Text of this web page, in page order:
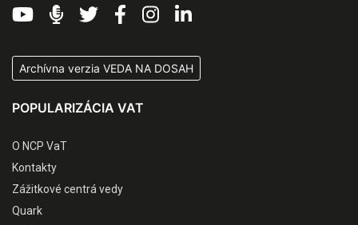
Archívna verzia VEDA NA DOSAH
POPULARIZÁCIA VAT
O NCP VaT
Kontakty
Zážitkové centrá vedy
Quark